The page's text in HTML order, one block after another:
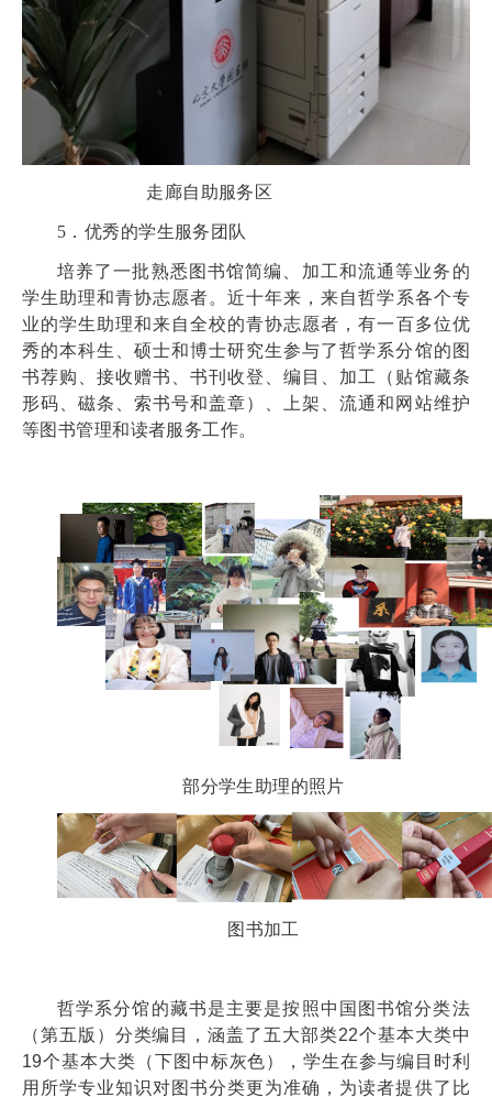
走廊自助服务区
5．优秀的学生服务团队
培养了一批熟悉图书馆简编、加工和流通等业务的
学生助理和青协志愿者。近十年来，来自哲学系各个专
业的学生助理和来自全校的青协志愿者，有一百多位优
秀的本科生、硕士和博士研究生参与了哲学系分馆的图
书荐购、接收赠书、书刊收登、编目、加工（贴馆藏条
形码、磁条、索书号和盖章）、上架、流通和网站维护
等图书管理和读者服务工作。
部分学生助理的照片
图书加工
哲学系分馆的藏书是主要是按照 中国图书馆分类法
（第五版）分类编目，涵盖了五大部类22个基本大类中
19个基本大类（下图中标灰色），学生在参与编目时利
用所学专业知识对图书分类更为准确，为读者提供了比